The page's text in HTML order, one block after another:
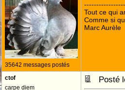
35642 messages postés
Tout ce qui
Comme si
Marc Aurèle
ctof
carpe diem
Posté